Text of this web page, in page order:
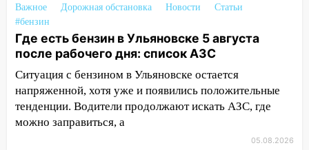
юристы помогли женщине засудить УК
за плесень на стенах
05:00 Кому 6 августа звезды сулят
прибыль, а кому — испытания на
прочность
05.08.2026
22:58
Соцсети: на проспекте Тюленева
Важное Дорожная обстановка Новости
Статьи
#бензин
Где есть бензин в Ульяновске 5 августа
после рабочего дня: список АЗС
Ситуация с бензином в Ульяновске остается
напряженной, хотя уже и появились положительные
тенденции. Водители продолжают искать АЗС, где
можно заправиться, а
05.08.2026